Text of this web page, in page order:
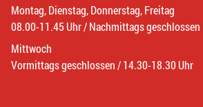
Montag, Dienstag, Donnerstag, Freitag
08.00-11.45 Uhr / Nachmittags geschlossen
Mittwoch
Vormittags geschlossen / 14.30-18.30 Uhr